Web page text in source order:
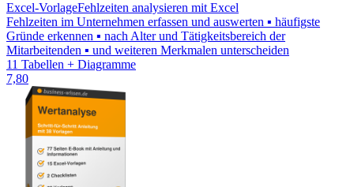
Excel-VorlageFehlzeiten analysieren mit Excel
Fehlzeiten im Unternehmen erfassen und auswerten ▪ häufigste
Gründe erkennen ▪ nach Alter und Tätigkeitsbereich der
Mitarbeitenden ▪ und weiteren Merkmalen unterscheiden
11 Tabellen + Diagramme
7,80